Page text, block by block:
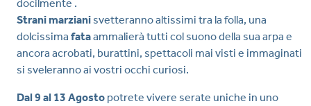
docilmente .
Strani marziani svetteranno altissimi tra la folla, una
dolcissima fataammalierà tutti col suono della sua arpa e
ancora acrobati, burattini, spettacoli mai visti e immaginati
si sveleranno ai vostri occhi curiosi.
Dal 9 al 13 Agosto potrete vivere serate uniche in uno